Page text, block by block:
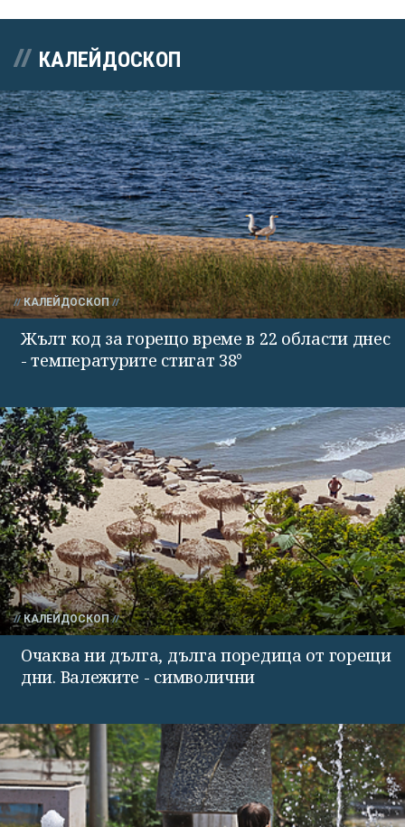
КАЛЕЙДОСКОП
КАЛЕЙДОСКОП
Жълт код за горещо време в 22 области днес
- температурите стигат 38°
КАЛЕЙДОСКОП
Очаква ни дълга, дълга поредица от горещи
дни. Валежите - символични